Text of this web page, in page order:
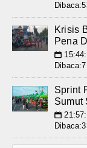
Krisis
Pena
📅
Sprint
Sumut
📅